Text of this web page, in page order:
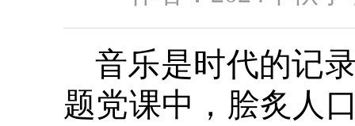
音乐是时代的记
题党课中，脍炙人